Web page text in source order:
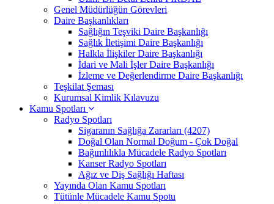
Genel Müdürlüğün Görevleri
Daire Başkanlıkları
Sağlığın Teşviki Daire Başkanlığı
Sağlık İletişimi Daire Başkanlığı
Halkla İlişkiler Daire Başkanlığı
İdari ve Mali İşler Daire Başkanlığı
İzleme ve Değerlendirme Daire Başkanlığı
Teşkilat Şeması
Kurumsal Kimlik Kılavuzu
Kamu Spotları
Radyo Spotları
Sigaranın Sağlığa Zararları (4207)
Doğal Olan Normal Doğum - Çok Doğal
Bağımlılıkla Mücadele Radyo Spotları
Kanser Radyo Spotları
Ağız ve Diş Sağlığı Haftası
Yayında Olan Kamu Spotları
Tütünle Mücadele Kamu Spotu